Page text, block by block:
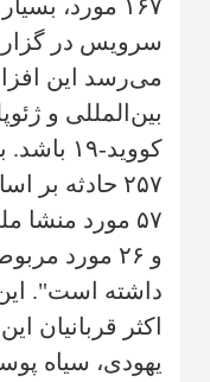
۱۶۷ مورد،
سرویس در
می‌رسد این
بین‌المللی و
کووید-
و ۲۶ مورد
داشته است".
اکثر قربانیان
یهودی، سیاه